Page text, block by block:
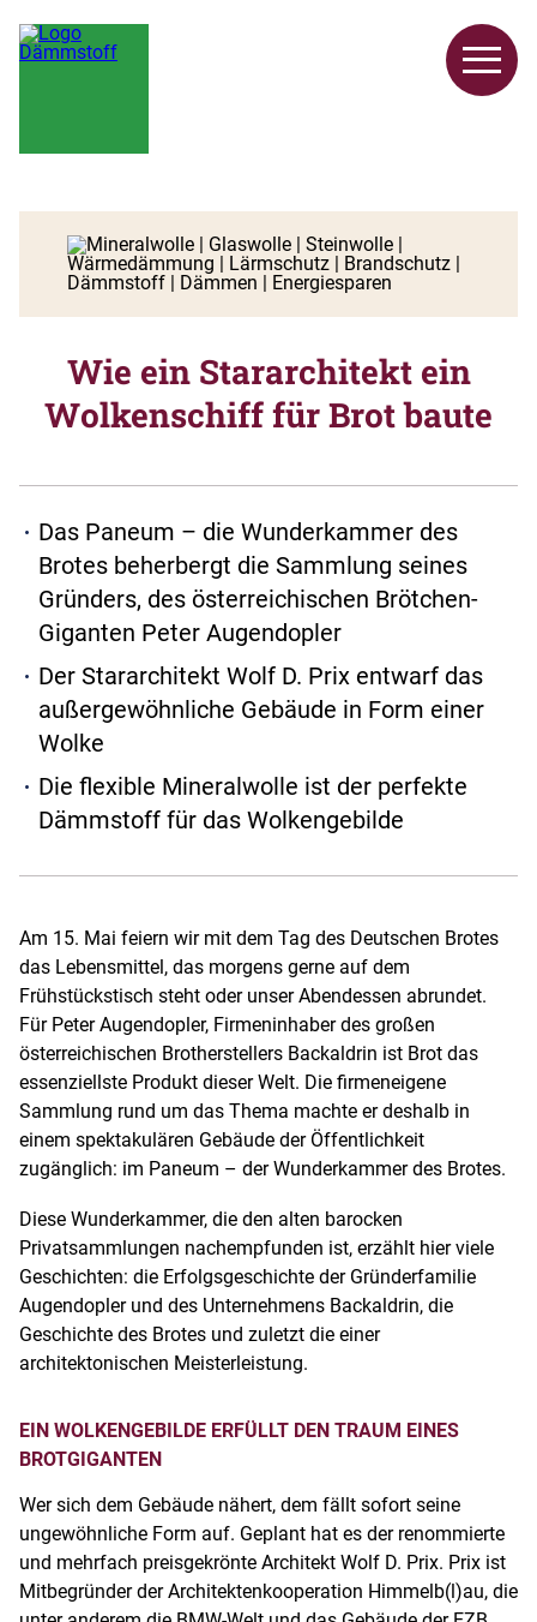
Wie ein Stararchitekt ein
Wolkenschiff für Brot baute
Das Paneum – die Wunderkammer des
Brotes beherbergt die Sammlung seines
Gründers, des österreichischen Brötchen-
Giganten Peter Augendopler
Der Stararchitekt Wolf D. Prix entwarf das
außergewöhnliche Gebäude in Form einer
Wolke
Die flexible Mineralwolle ist der perfekte
Dämmstoff für das Wolkengebilde
Am 15. Mai feiern wir mit dem Tag des Deutschen Brotes
das Lebensmittel, das morgens gerne auf dem
Frühstückstisch steht oder unser Abendessen abrundet.
Für Peter Augendopler, Firmeninhaber des großen
österreichischen Brotherstellers Backaldrin ist Brot das
essenziellste Produkt dieser Welt. Die firmeneigene
Sammlung rund um das Thema machte er deshalb in
einem spektakulären Gebäude der Öffentlichkeit
zugänglich: im Paneum – der Wunderkammer des Brotes.
Diese Wunderkammer, die den alten barocken
Privatsammlungen nachempfunden ist, erzählt hier viele
Geschichten: die Erfolgsgeschichte der Gründerfamilie
Augendopler und des Unternehmens Backaldrin, die
Geschichte des Brotes und zuletzt die einer
architektonischen Meisterleistung.
EIN WOLKENGEBILDE ERFÜLLT DEN TRAUM EINES
BROTGIGANTEN
Wer sich dem Gebäude nähert, dem fällt sofort seine
ungewöhnliche Form auf. Geplant hat es der renommierte
und mehrfach preisgekrönte Architekt Wolf D. Prix. Prix ist
Mitbegründer der Architektenkooperation Himmelb(l)au, die